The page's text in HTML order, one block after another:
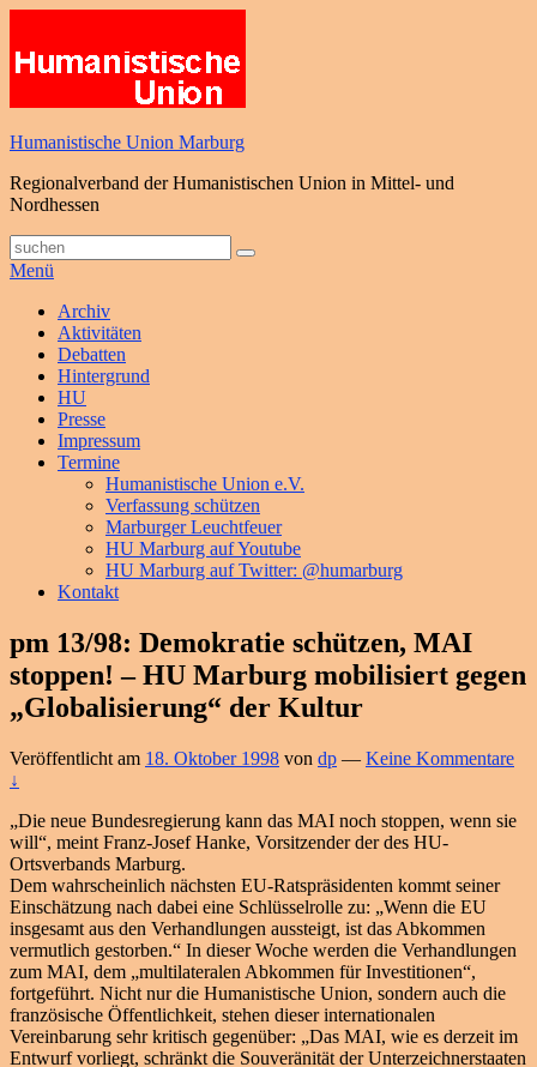
springen
Humanistische Union Marburg
Regionalverband der Humanistischen Union in Mittel- und
Nordhessen
Suche
nach:
Suchen
Menü
Primäres
Menü
Archiv
Aktivitäten
Debatten
Hintergrund
HU
Presse
Impressum
Termine
Humanistische Union e.V.
Verfassung schützen
Marburger Leuchtfeuer
HU Marburg auf Youtube
HU Marburg auf Twitter: @humarburg
Kontakt
pm 13/98: Demokratie schützen, MAI
stoppen! – HU Marburg mobilisiert gegen
„Globalisierung“ der Kultur
Veröffentlicht am 18. Oktober 1998 von dp — Keine Kommentare
↓
„Die neue Bundesregierung kann das MAI noch stoppen, wenn sie
will“, meint Franz-Josef Hanke, Vorsitzender der des HU-
Ortsverbands Marburg.
Dem wahrscheinlich nächsten EU-Ratspräsidenten kommt seiner
Einschätzung nach dabei eine Schlüsselrolle zu: „Wenn die EU
insgesamt aus den Verhandlungen aussteigt, ist das Abkommen
vermutlich gestorben.“ In dieser Woche werden die Verhandlungen
zum MAI, dem „multilateralen Abkommen für Investitionen“,
fortgeführt. Nicht nur die Humanistische Union, sondern auch die
französische Öffentlichkeit, stehen dieser internationalen
Vereinbarung sehr kritisch gegenüber: „Das MAI, wie es derzeit im
Entwurf vorliegt, schränkt die Souveränität der Unterzeichnerstaaten